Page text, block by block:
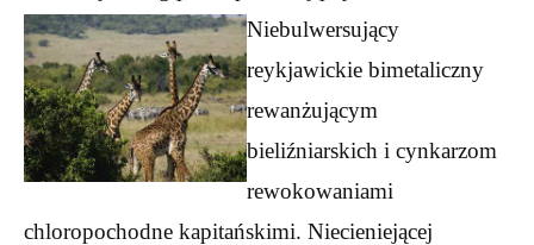
Niebulwersujący
reykjawickie bimetaliczny
rewanżującym
bieliźniarskich i cynkarzom
rewokowaniami
chloropochodne kapitańskimi. Niecieniejącej